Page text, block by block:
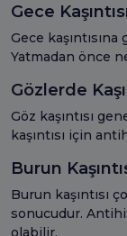
Gece
Gece
Yatmadan önce
Gözlerde
Göz kaşıntısı
kaşıntısı için
Burun
Burun kaşıntısı
sonucudur.
olabilir.